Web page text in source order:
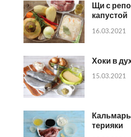
Щи с
капустой
16.03.2021
Хоки в
15.03.2021
терияки